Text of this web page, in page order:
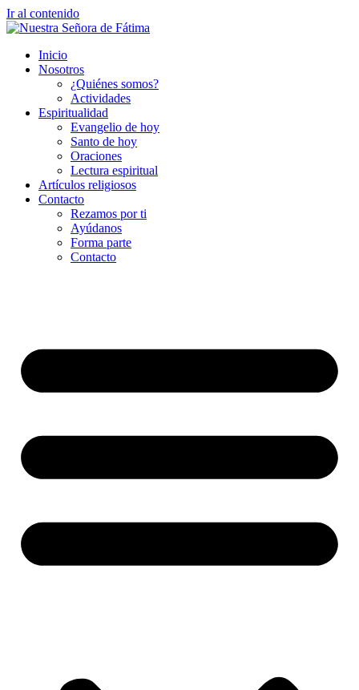
Ir al contenido
Inicio
Nosotros
¿Quiénes somos?
Actividades
Espiritualidad
Evangelio de hoy
Santo de hoy
Oraciones
Lectura espiritual
Artículos religiosos
Contacto
Rezamos por ti
Ayúdanos
Forma parte
Contacto